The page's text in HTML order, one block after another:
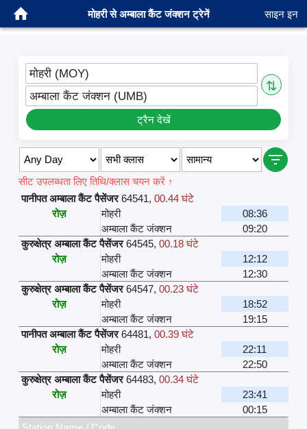
मोहरी से अम्बाला कैंट जंक्शन ट्रेनें साइन इन
मोहरी (MOY)
⇅
अम्बाला कैंट जंक्शन (UMB)
ट्रैन देखें
सीट उपलब्धता लिए तिथि/क्लास चयन करें ↑
पानीपत अम्बाला कैंट पैसेंजर 64541, 00.44 घंटे
रोज़
मोहरी
08:36
अम्बाला कैंट जंक्शन
09:20
कुरुक्षेत्र अम्बाला कैंट पैसेंजर 64545, 00.18 घंटे
रोज़
मोहरी
12:12
अम्बाला कैंट जंक्शन
12:30
कुरुक्षेत्र अम्बाला कैंट पैसेंजर 64547, 00.23 घंटे
रोज़
मोहरी
18:52
अम्बाला कैंट जंक्शन
19:15
पानीपत अम्बाला कैंट पैसेंजर 64481, 00.39 घंटे
रोज़
मोहरी
22:11
अम्बाला कैंट जंक्शन
22:50
कुरुक्षेत्र अम्बाला कैंट पैसेंजर 64483, 00.34 घंटे
रोज़
मोहरी
23:41
अम्बाला कैंट जंक्शन
00:15